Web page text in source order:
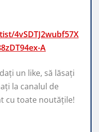
4vSDTJ2wubf57X
A
un like, să lăsați
la canalul de
cu toate noutățile!